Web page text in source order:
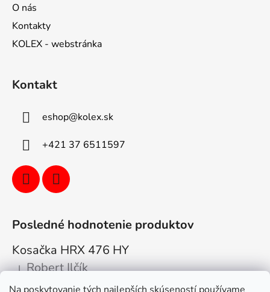
O nás
Kontakty
KOLEX - webstránka
Kontakt
eshop@kolex.sk
+421 37 6511597
Posledné hodnotenie produktov
Kosačka HRX 476 HY
Hodnotenie produktu je 5 z 5 hviezdičiek.
| Robert Ilčík